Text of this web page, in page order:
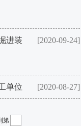
[2020-09-24]
进装
[2020-08-27]
单位
第